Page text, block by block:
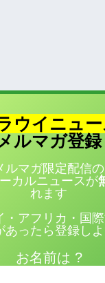
ウイニュー
ルマガ登録
ルマガ限定配信の
カルニュースが
れます
・アフリカ・国
あったら登録しよ
お名前は ?